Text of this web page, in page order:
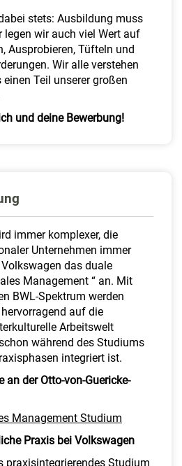
stets: Ausbildung muss
legen wir auch viel Wert auf
Ausprobieren, Tüfteln und
Wir alle verstehen
Teil unserer großen
und deine Bewerbung!
immer komplexer, die
Unternehmen immer
das duale
Management “ an. Mit
BWL-Spektrum werden
auf die
Arbeitswelt
während des Studiums
integriert ist.
an der Otto-von-Guericke-
Management Studium
Praxis bei Volkswagen
praxisintegrierendes Studium